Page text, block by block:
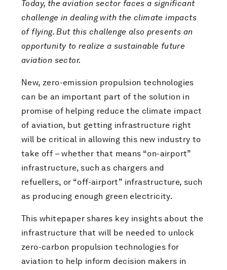
Today, the aviation sector faces a significant
challenge in dealing with the climate impacts
of flying. But this challenge also presents an
opportunity to realize a sustainable future
aviation sector.
New, zero-emission propulsion technologies
can be an important part of the solution in
promise of helping reduce the climate impact
of aviation, but getting infrastructure right
will be critical in allowing this new industry to
take off – whether that means “on-airport”
infrastructure, such as chargers and
refuellers, or “off-airport” infrastructure, such
as producing enough green electricity.
This whitepaper shares key insights about the
infrastructure that will be needed to unlock
zero-carbon propulsion technologies for
aviation to help inform decision makers in